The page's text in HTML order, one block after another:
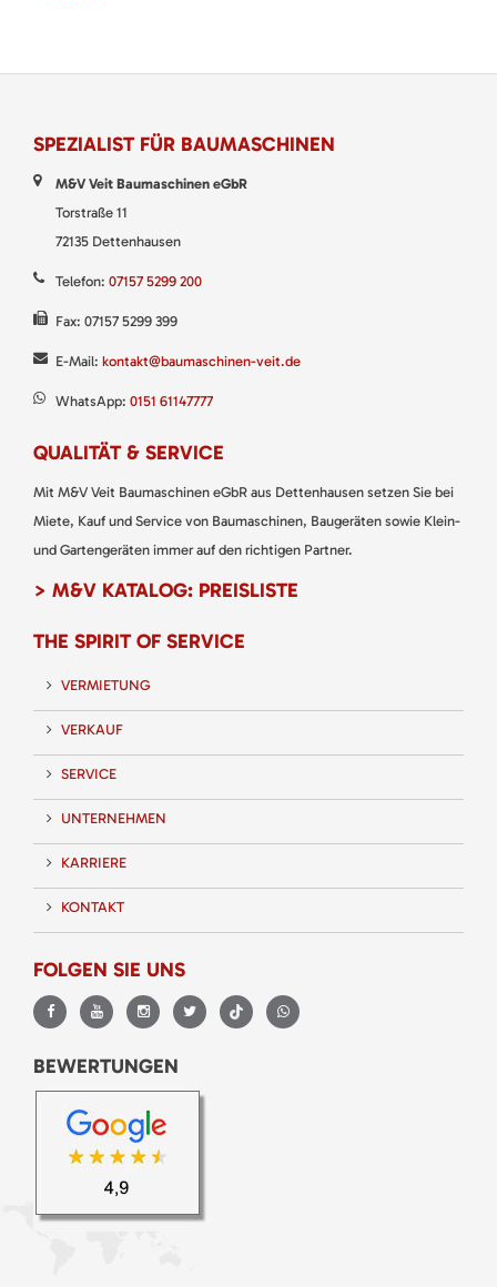
SPEZIALIST FÜR BAUMASCHINEN
M&V Veit Baumaschinen eGbR
Torstraße 11
72135 Dettenhausen
Telefon: 07157 5299 200
Fax: 07157 5299 399
E-Mail: kontakt@baumaschinen-veit.de
WhatsApp: 0151 61147777
QUALITÄT & SERVICE
Mit M&V Veit Baumaschinen eGbR aus Dettenhausen setzen Sie bei
Miete, Kauf und Service von Baumaschinen, Baugeräten sowie Klein-
und Gartengeräten immer auf den richtigen Partner.
> M&V KATALOG: PREISLISTE
THE SPIRIT OF SERVICE
VERMIETUNG
VERKAUF
SERVICE
UNTERNEHMEN
KARRIERE
KONTAKT
FOLGEN SIE UNS
BEWERTUNGEN